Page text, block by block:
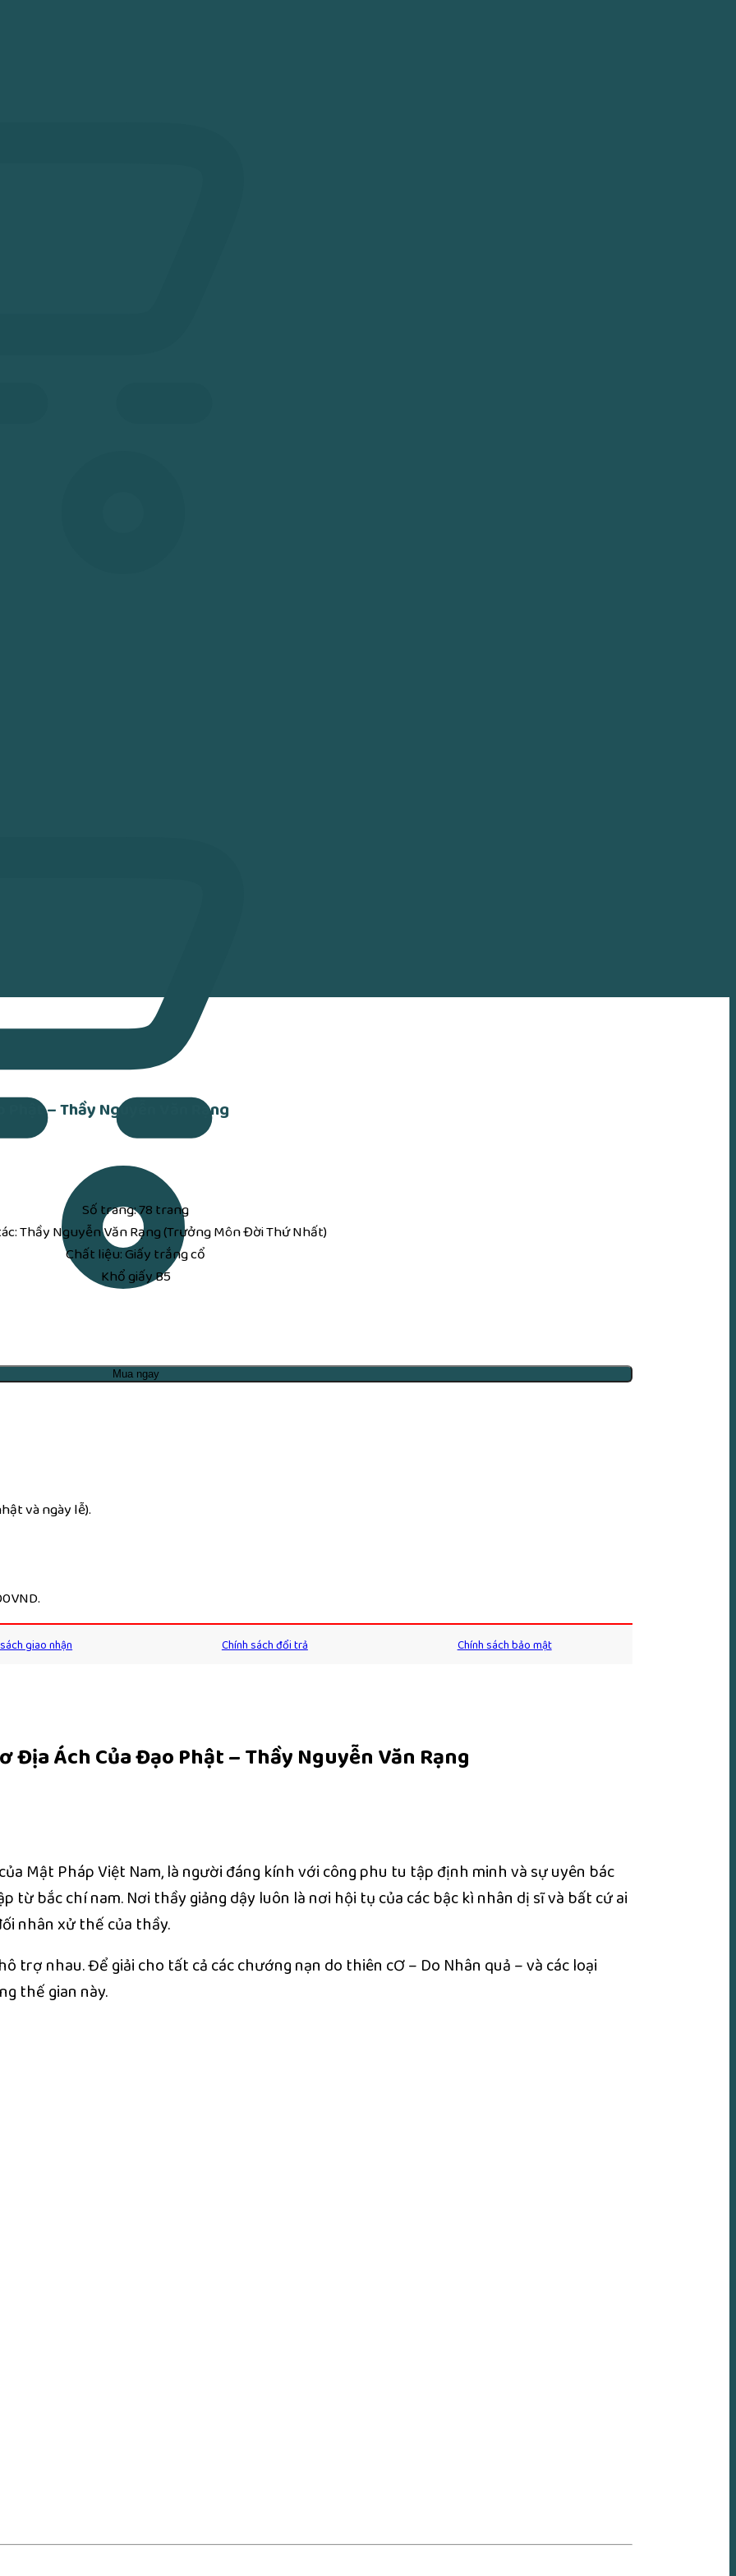
Phật – Thầy Nguyễn Văn Rạng
Số trang: 78 trang
Thầy Nguyễn Văn Rạng (Trưởng Môn Đời Thứ Nhất)
Chất liệu: Giấy trắng cổ
Khổ giấy B5
Mua ngay
và ngày lễ).
giao nhận Chính sách đổi trả Chính sách bảo mật
Địa Ách Của Đạo Phật – Thầy Nguyễn Văn Rạng
Mật Pháp Việt Nam, là người đáng kính với công phu tu tập định minh và sự uyên bác
bắc chí nam. Nơi thầy giảng dậy luôn là nơi hội tụ của các bậc kì nhân dị sĩ và bất cứ ai
nhân xử thế của thầy.
trợ nhau. Để giải cho tất cả các chướng nạn do thiên cƠ – Do Nhân quả – và các loại
thế gian này.